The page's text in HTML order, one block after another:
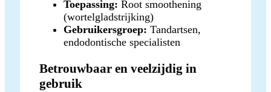
Toepassing: Root smoothening
(wortelgladstrijking)
Gebruikersgroep: Tandartsen,
endodontische specialisten
Betrouwbaar en veelzijdig in
gebruik